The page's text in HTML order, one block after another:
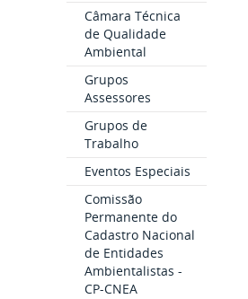
Câmara Técnica
de Qualidade
Ambiental
Grupos
Assessores
Grupos de
Trabalho
Eventos Especiais
Comissão
Permanente do
Cadastro Nacional
de Entidades
Ambientalistas -
CP-CNEA